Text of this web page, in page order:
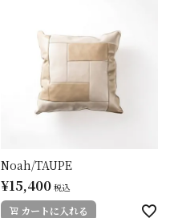
Noah/TAUPE
¥15,400 税込
カートに入れる